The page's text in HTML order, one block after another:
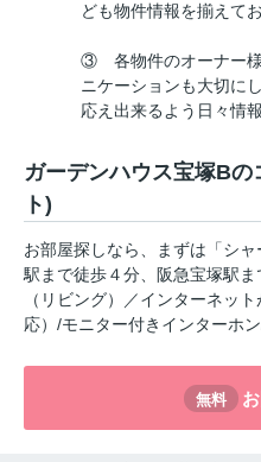
ども物件情報を揃えて
③ 各物件のオーナー様
ニケーションも大切に
応え出来るよう日々情
ガーデンハウス宝塚B
ト)
お部屋探しなら、まずは「シ
駅まで徒歩４分、阪急宝塚駅
（リビング）／インターネッ
応）/モニター付きインターホ
無料